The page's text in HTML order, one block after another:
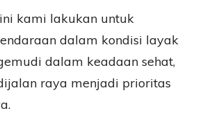
kami lakukan untuk
dalam kondisi layak
dalam keadaan sehat,
raya menjadi prioritas